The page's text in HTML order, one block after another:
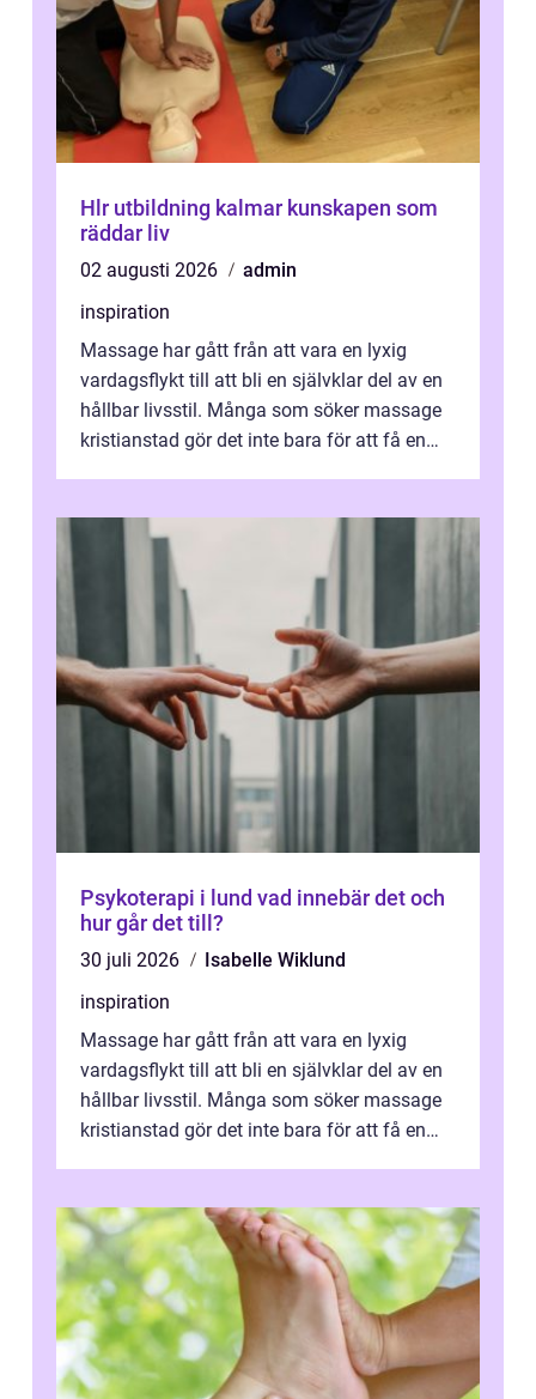
Hlr utbildning kalmar kunskapen som
räddar liv
02 augusti 2026
admin
inspiration
Massage har gått från att vara en lyxig
vardagsflykt till att bli en självklar del av en
hållbar livsstil. Många som söker massage
kristianstad gör det inte bara för att få en
Psykoterapi i lund vad innebär det och
hur går det till?
30 juli 2026
Isabelle Wiklund
inspiration
Massage har gått från att vara en lyxig
vardagsflykt till att bli en självklar del av en
hållbar livsstil. Många som söker massage
kristianstad gör det inte bara för att få en